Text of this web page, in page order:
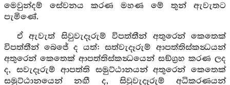
මෙවුන්දම් සේවනය කරණ මහණ මේ තුන් ඇවැතට
පැමිණේ.
ඒ ඇවැත් සිවුවැදෑරුම් විපත්තීන් අතුරෙන් කෙතෙක්
විපත්තීන් බෙජේ ද යත්: සත්වැදෑරුම් ආපත්තිස්කන්‍ධයන්
අතුරෙන් කෙතෙක් ආපත්තිස්කන්‍ධයෙන් සඞ්ග්‍රහ කරණ ලද
ද, සවැදෑරුම් ආපත්ති සමුට්ඨානයන් අතුරෙන් කෙතෙක්
සමුට්ඨානයෙන් නඟී ද, සිවුවැදෑරුම් අධිකරණයන්